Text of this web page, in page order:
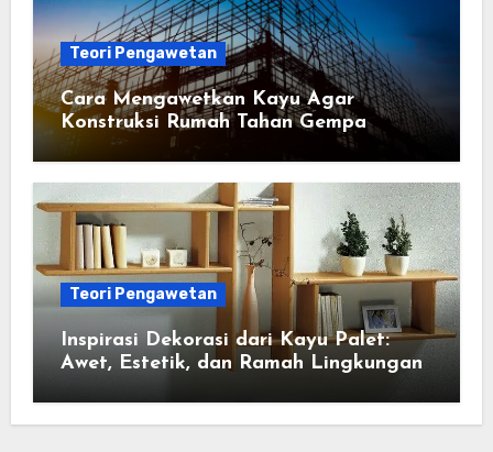
Teori Pengawetan
Cara Mengawetkan Kayu Agar
Konstruksi Rumah Tahan Gempa
Teori Pengawetan
Inspirasi Dekorasi dari Kayu Palet:
Awet, Estetik, dan Ramah Lingkungan